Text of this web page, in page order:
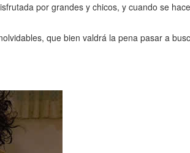
por grandes y chicos, y cuando se
que bien valdrá la pena pasar a